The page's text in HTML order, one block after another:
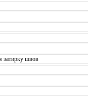
затирку швов